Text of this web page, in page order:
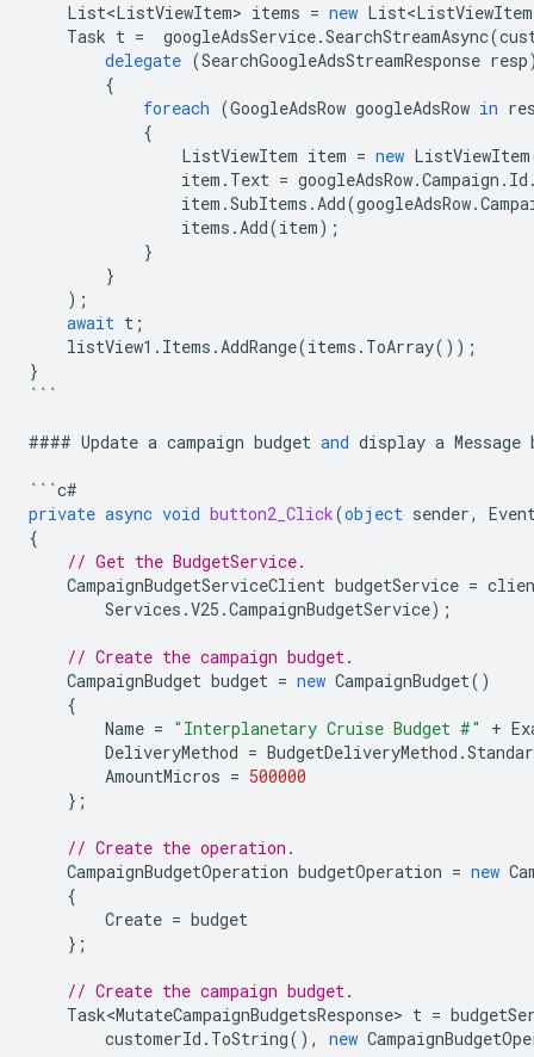
List<ListViewItem> items = new
Task t = googleAdsService.SearchStreamAsync(
delegate (SearchGoogleAdsStreamResponse resp
{
foreach (GoogleAdsRow googleAdsRow in
{
ListViewItem item = new ListViewItem
item . Text = googleAdsRow.Campaign . Id
item .SubItems .Add(googleAdsRow.
items .Add(item);
}
}
);
await t ;
listView1 . Items .AddRange(items . ToArray());
}
```
#### Update a campaign budget and display a Message
```c#
private async void button2_Click(object sender,
{
// Get the BudgetService.
CampaignBudgetServiceClient budgetService =
Services .V25 .CampaignBudgetService);
// Create the campaign budget.
CampaignBudget budget = new CampaignBudget()
{
Name = "Interplanetary Cruise Budget #" +
DeliveryMethod = BudgetDeliveryMethod .
AmountMicros = 500000
};
// Create the operation.
CampaignBudgetOperation budgetOperation = new
{
Create = budget
};
// Create the campaign budget.
Task<MutateCampaignBudgetsResponse> t =
customerId . ToString(), new